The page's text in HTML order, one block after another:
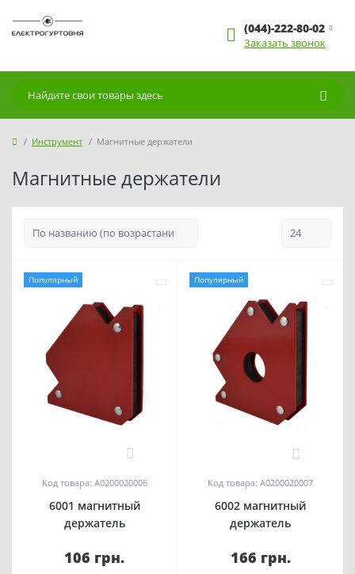
(044)-222-80-02
Заказать звонок
Инструмент Магнитные держатели
Магнитные держатели
Популярный
Код товара: A0200020006
6001 магнитный
держатель
106 грн.
Популярный
Код товара: A0200020007
6002 магнитный
держатель
166 грн.